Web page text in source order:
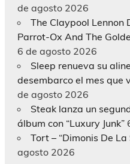
de agosto 2026
The Claypool Lennon
Parrot-Ox And The
6 de agosto 2026
Sleep renueva su
desembarco el mes que
de agosto 2026
Steak lanza un
álbum con “Luxury Junk”
Tort – “Dimonis De
agosto 2026